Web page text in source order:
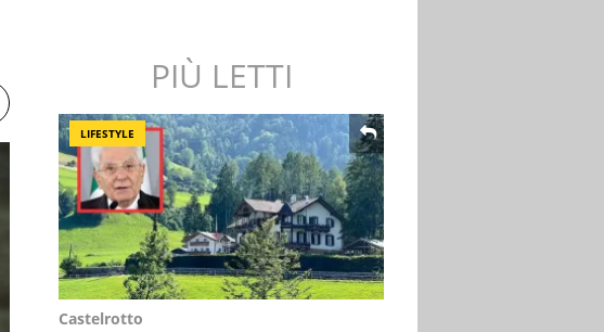
PIÙ LETTI
LIFESTYLE
Castelrotto